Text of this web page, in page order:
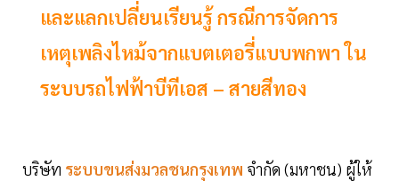
และแลกเปลี่ยนเรียนรู้ กรณีการจัดการ
เหตุเพลิงไหม้จากแบตเตอรี่แบบพกพา ใน
ระบบรถไฟฟ้าบีทีเอส – สายสีทอง
บริษัท ระบบขนส่งมวลชนกรุงเทพ จำกัด (มหาชน) ผู้ให้